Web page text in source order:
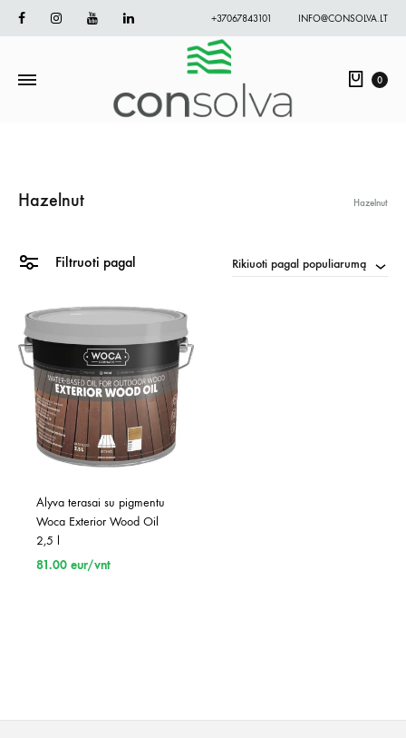
FacebookInstagramYoutubeLinkedin +37067843101 INFO@CONSOLVA.LT
0
Hazelnut Hazelnut
Filtruoti pagal Rikiuoti pagal populiarumą
Alyva terasai su pigmentu
Woca Exterior Wood Oil
2,5 l
81.00 eur/vnt